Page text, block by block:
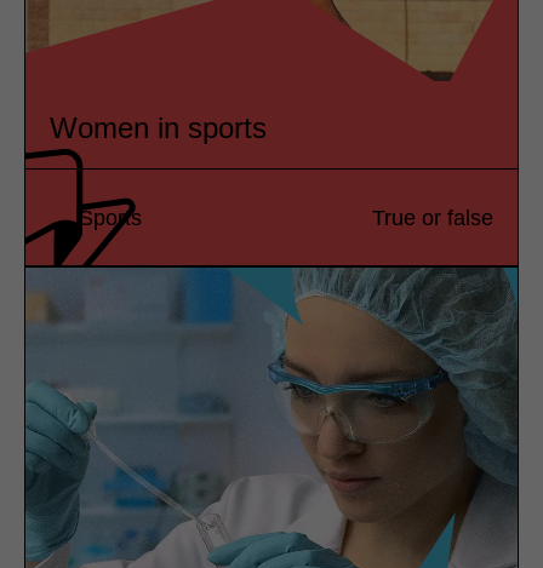
Women in sports
Sports True or false